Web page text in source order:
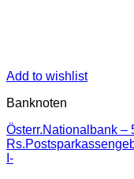
Add to wishlist
Banknoten
Österr.Nationalbank –
I-